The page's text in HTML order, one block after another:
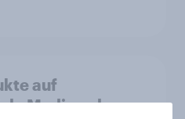
auf
Medien als